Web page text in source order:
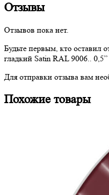
Отзывы
Отзывов пока нет.
Будьте первым, кто оставил
гладкий Satin RAL 9006.. 0,5”
Для отправки отзыва вам
Похожие товары